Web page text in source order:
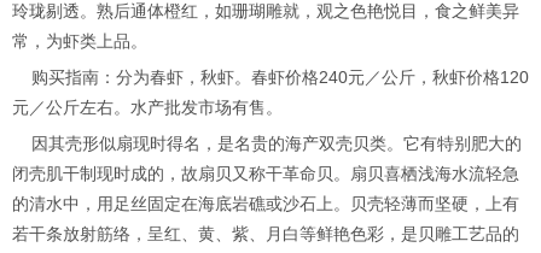
玲珑剔透。熟后通体橙红，如珊瑚雕就，观之色艳悦目，食之鲜美异
常，为虾类上品。
购买指南：分为春虾，秋虾。春虾价格240元／公斤，秋虾价格120
元／公斤左右。水产批发市场有售。
因其壳形似扇现时得名，是名贵的海产双壳贝类。它有特别肥大的
闭壳肌干制现时成的，故扇贝又称干革命贝。扇贝喜栖浅海水流轻急
的清水中，用足丝固定在海底岩礁或沙石上。贝壳轻薄而坚硬，上有
若干条放射筋络，呈红、黄、紫、月白等鲜艳色彩，是贝雕工艺品的